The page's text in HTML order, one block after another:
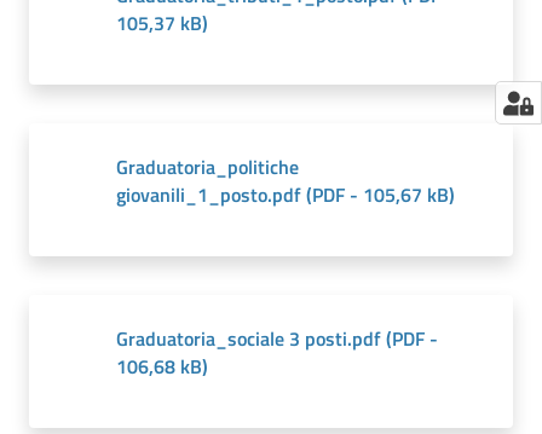
105,37 kB)
Graduatoria_politiche
giovanili_1_posto.pdf(PDF - 105,67 kB)
Graduatoria_sociale 3 posti.pdf(PDF -
106,68 kB)